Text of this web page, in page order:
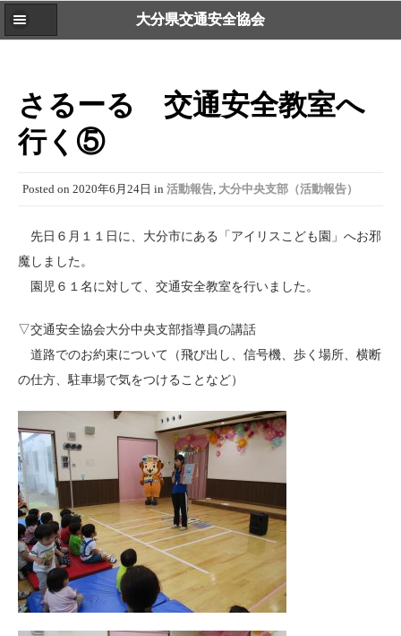
大分県交通安全協会
さるーる 交通安全教室へ
行く⑤
Posted on 2020年6月24日 in 活動報告, 大分中央支部（活動報告）
先日６月１１日に、大分市にある「アイリスこども園」へお邪
魔しました。
園児６１名に対して、交通安全教室を行いました。
▽交通安全協会大分中央支部指導員の講話
道路でのお約束について（飛び出し、信号機、歩く場所、横断
の仕方、駐車場で気をつけることなど）